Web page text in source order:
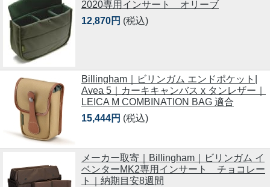
2020専用インサート オリーブ
12,870円 (税込)
Billingham｜ビリンガム エンドポケット|
Avea 5｜カーキキャンバス x タンレザー｜
LEICA M COMBINATION BAG 適合
15,444円 (税込)
メーカー取寄｜Billingham｜ビリンガム イ
ベンターMK2専用インサート チョコレー
ト｜納期目安8週間